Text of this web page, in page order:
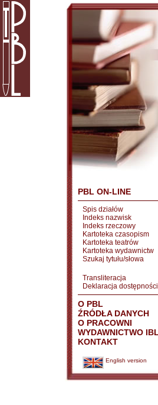
PBL ON-LINE
Spis działów
Indeks nazwisk
Indeks rzeczowy
Kartoteka czasopism
Kartoteka teatrów
Kartoteka wydawnictw
Szukaj tytułu/słowa
Transliteracja
Deklaracja dostępności
O PBL
ŹRÓDŁA DANYCH
O PRACOWNI
WYDAWNICTWO IBL
KONTAKT
English version